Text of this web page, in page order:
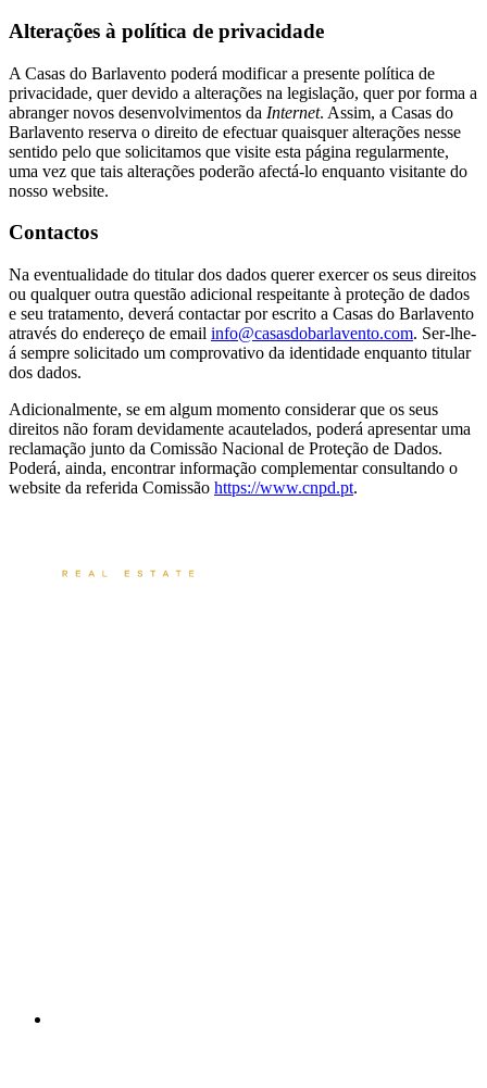
Alterações à política de privacidade
A Casas do Barlavento poderá modificar a presente política de
privacidade, quer devido a alterações na legislação, quer por forma a
abranger novos desenvolvimentos da Internet. Assim, a Casas do
Barlavento reserva o direito de efectuar quaisquer alterações nesse
sentido pelo que solicitamos que visite esta página regularmente,
uma vez que tais alterações poderão afectá-lo enquanto visitante do
nosso website.
Contactos
Na eventualidade do titular dos dados querer exercer os seus direitos
ou qualquer outra questão adicional respeitante à proteção de dados
e seu tratamento, deverá contactar por escrito a Casas do Barlavento
através do endereço de email info@casasdobarlavento.com. Ser-lhe-
á sempre solicitado um comprovativo da identidade enquanto titular
dos dados.
Adicionalmente, se em algum momento considerar que os seus
direitos não foram devidamente acautelados, poderá apresentar uma
reclamação junto da Comissão Nacional de Proteção de Dados.
Poderá, ainda, encontrar informação complementar consultando o
website da referida Comissão https://www.cnpd.pt.